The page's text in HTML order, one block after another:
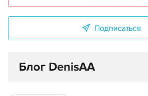
Подписаться
Блог DenisAA